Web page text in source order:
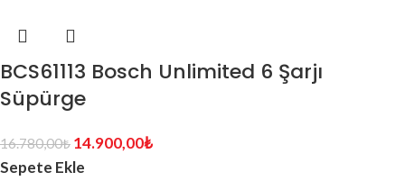
BCS61113 Bosch Unlimited 6 Şarjı
Süpürge
16.780,00₺ 14.900,00₺
Sepete Ekle